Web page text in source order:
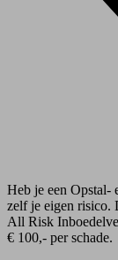
Heb je een Opstal-
zelf je eigen risico.
All Risk
€ 100,- per schade.